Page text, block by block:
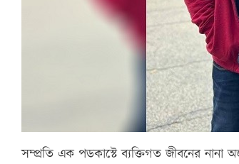
সম্প্রতি এক পডকাস্টে ব্যক্তিগত জীবনের নানা